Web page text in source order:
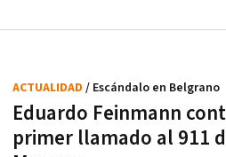
Eduardo Feinmann
primer llamado al 911
ACTUALIDAD / Escándalo en Belgrano